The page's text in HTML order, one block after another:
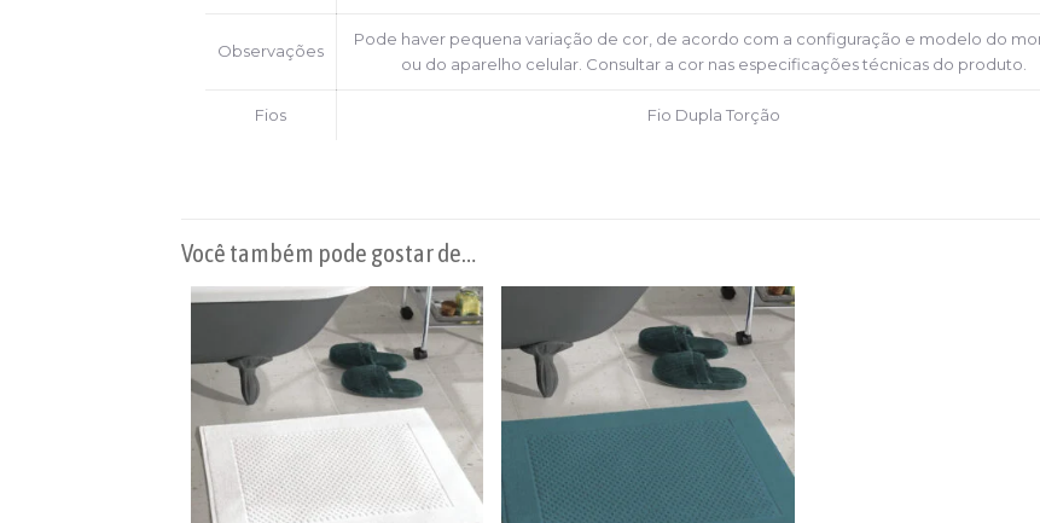
Observações
Pode haver pequena variação de cor, de acordo com a configuração e modelo do
ou do aparelho celular. Consultar a cor nas especificações técnicas do produto.
Fios Fio Dupla Torção
Você também pode gostar de…